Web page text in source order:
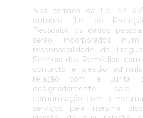
Nos termos da Lei n.º
outubro (Lei de
Pessoais), os dados
serão incorporados
responsabilidade da
Senhora dos Remédios,
contacto e gestão
relação com a Junta
designadamente,
comunicação com a
serviços pela mesma